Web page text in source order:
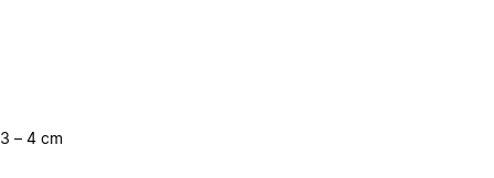
– 4 cm
reklamu,